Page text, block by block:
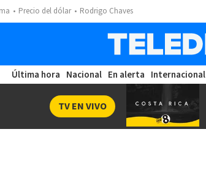
Precio del dólar Rodrigo Chaves
Última hora Nacional En alerta Internacional
TV EN VIVO